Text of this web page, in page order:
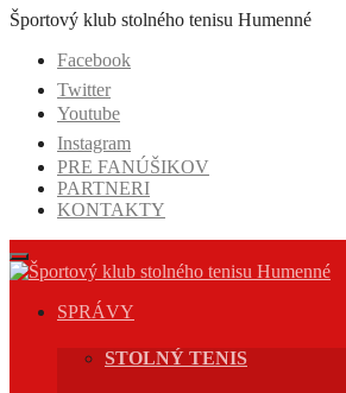
Prejsť
obsah
Športový klub stolného tenisu Humenné
Facebook
Twitter
Youtube
Instagram
PRE FANÚŠIKOV
PARTNERI
KONTAKTY
SPRÁVY
STOLNÝ TENIS